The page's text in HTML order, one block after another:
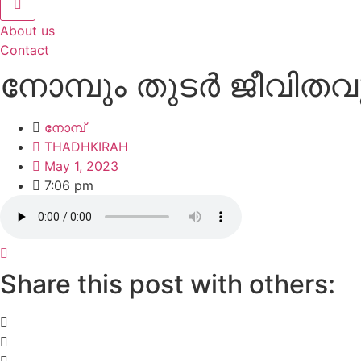
About us
Contact
നോമ്പും തുടർ
നോമ്പ്
THADHKIRAH
May 1, 2023
7:06 pm
Share this post with others: